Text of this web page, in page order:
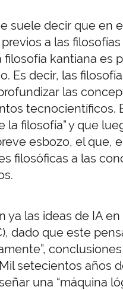
suele decir que en
a las
kantiana es
Es decir, las
las
tecnocientíficos.
la filosofía” y que
esbozo, el que,
filosóficas a las
ya las ideas de IA
dado que este
setecientos años
una “máquina